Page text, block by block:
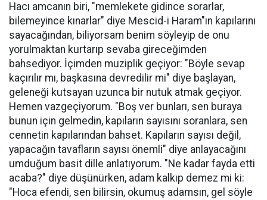
Hacı amcanın biri, "memlekete gidince sorarlar,
bilemeyince kınarlar" diye Mescid-i Haram"ın kapılarını
sayacağından, biliyorsam benim söyleyip de onu
yorulmaktan kurtarıp sevaba gireceğimden
bahsediyor. İçimden muziplik geçiyor: "Böyle sevap
kaçırılır mı, başkasına devredilir mi" diye başlayan,
geleneği kutsayan uzunca bir nutuk atmak geçiyor.
Hemen vazgeçiyorum. "Boş ver bunları, sen buraya
bunun için gelmedin, kapıların sayısını soranlara, sen
cennetin kapılarından bahset. Kapıların sayısı değil,
yapacağın tavafların sayısı önemli" diye anlayacağını
umduğum basit dille anlatıyorum. "Ne kadar fayda etti
acaba?" diye düşünürken, adam kalkıp demez mi ki:
"Hoca efendi, sen bilirsin, okumuş adamsın, gel söyle